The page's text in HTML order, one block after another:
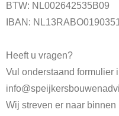
BTW: NL002642535B09
IBAN:
Heeft u vragen?
Vul onderstaand formulier
Wij streven er naar